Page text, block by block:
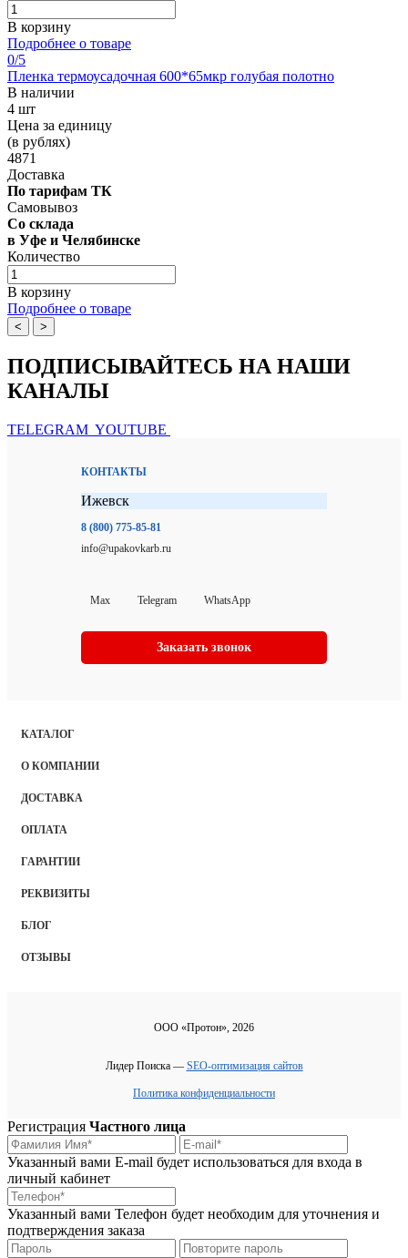
В корзину
Подробнее о товаре
0/5
Пленка термоусадочная 600*65мкр голубая полотно
В наличии
4 шт
Цена за единицу
(в рублях)
4871
Доставка
По тарифам ТК
Самовывоз
Со склада
в Уфе и Челябинске
Количество
В корзину
Подробнее о товаре
< >
ПОДПИСЫВАЙТЕСЬ НА НАШИ
КАНАЛЫ
TELEGRAM YOUTUBE
КОНТАКТЫ
Ижевск
8 (800) 775-85-81
info@upakovkarb.ru
Max Telegram WhatsApp
Заказать звонок
КАТАЛОГ
О КОМПАНИИ
ДОСТАВКА
ОПЛАТА
ГАРАНТИИ
РЕКВИЗИТЫ
БЛОГ
ОТЗЫВЫ
ООО «Протон», 2026
Лидер Поиска — SEO-оптимизация сайтов
Политика конфиденциальности
Регистрация Частного лица
Указанный вами E-mail будет использоваться для входа в
личный кабинет
Указанный вами Телефон будет необходим для уточнения и
подтверждения заказа